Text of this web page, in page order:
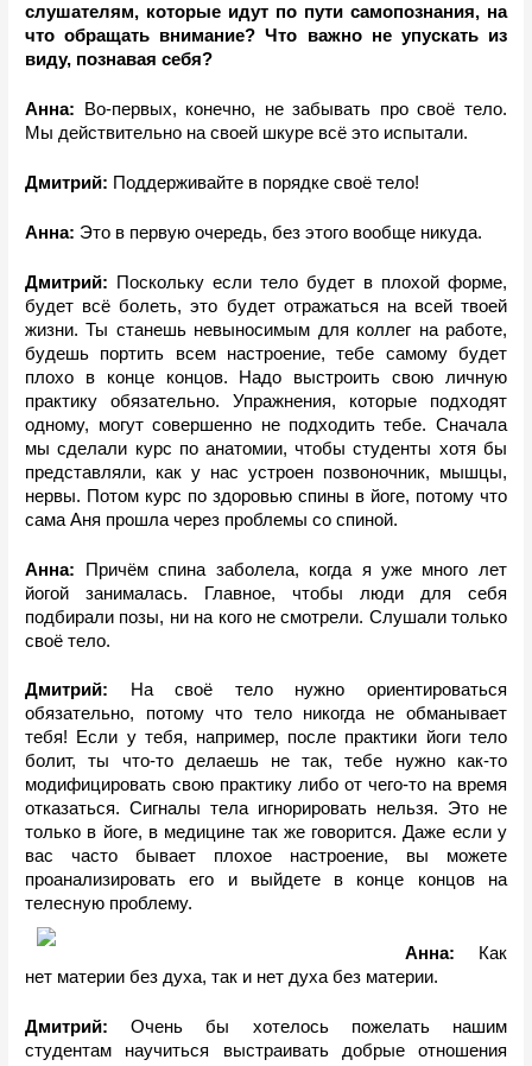
слушателям, которые идут по пути самопознания, на
что обращать внимание? Что важно не упускать из
виду, познавая себя?
Анна:
Во-первых, конечно, не забывать про своё тело.
Мы действительно на своей шкуре всё это испытали.
Дмитрий: Поддерживайте в порядке своё тело!
Анна: Это в первую очередь, без этого вообще никуда.
Дмитрий:
Поскольку если тело будет в плохой форме,
будет всё болеть, это будет отражаться на всей твоей
жизни. Ты станешь невыносимым для коллег на работе,
будешь портить всем настроение, тебе самому будет
плохо в конце концов. Надо выстроить свою личную
практику обязательно. Упражнения, которые подходят
одному, могут совершенно не подходить тебе. Сначала
мы сделали курс по анатомии, чтобы студенты хотя бы
представляли, как у нас устроен позвоночник, мышцы,
нервы. Потом курс по здоровью спины в йоге, потому что
сама Аня прошла через проблемы со спиной.
Анна: Причём спина заболела, когда я уже много лет
йогой занималась. Главное, чтобы люди для себя
подбирали позы, ни на кого не смотрели. Слушали только
своё тело.
Дмитрий:
На своё тело нужно ориентироваться
обязательно, потому что тело никогда не обманывает
тебя! Если у тебя, например, после практики йоги тело
болит, ты что-то делаешь не так, тебе нужно как-то
модифицировать свою практику либо от чего-то на время
отказаться. Сигналы тела игнорировать нельзя. Это не
только в йоге, в медицине так же говорится. Даже если у
вас часто бывает плохое настроение, вы можете
проанализировать его и выйдете в конце концов на
телесную проблему.
Анна:
Как
нет материи без духа, так и нет духа без материи.
Дмитрий: Очень бы хотелось пожелать нашим
студентам научиться выстраивать добрые отношения